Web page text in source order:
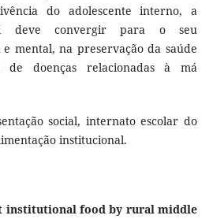
do adolescente interno, a
deve convergir para o seu
mental, na preservação da saúde
doenças relacionadas à má
social, internato escolar do
institucional.
institutional food by rural middle